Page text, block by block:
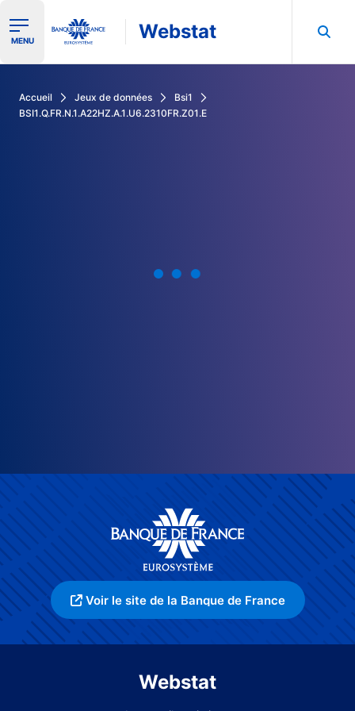
Ouvrir le menu de navigation
MENU Webstat
Accueil Jeux de données
Bsi1
BSI1.Q.FR.N.1.A22HZ.A.1.U6.2310FR.Z01.E
Voir le site de la Banque de France
Webstat